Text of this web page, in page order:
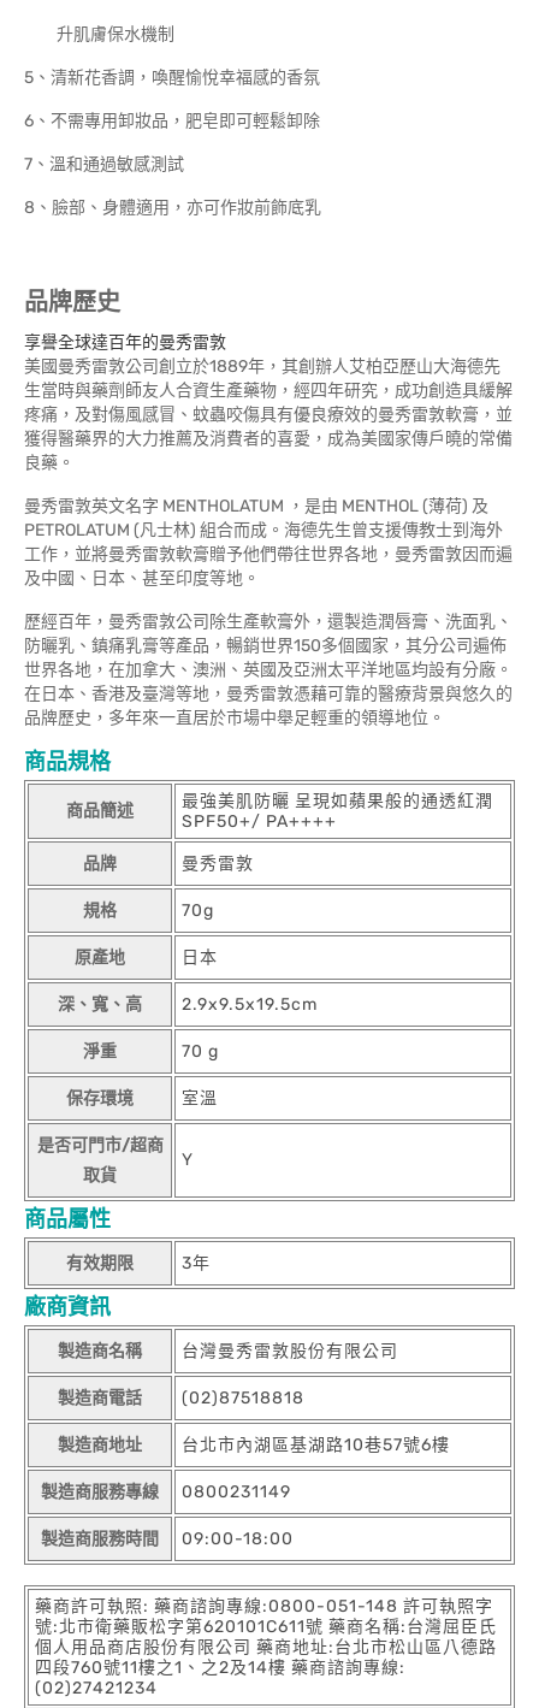
升肌膚保水機制
5、清新花香調，喚醒愉悅幸福感的香氛
6、不需專用卸妝品，肥皂即可輕鬆卸除
7、溫和通過敏感測試
8、臉部、身體適用，亦可作妝前飾底乳
品牌歷史
享譽全球達百年的曼秀雷敦
美國曼秀雷敦公司創立於1889年，其創辦人艾柏亞歷山大海德先
生當時與藥劑師友人合資生產藥物，經四年研究，成功創造具緩解
疼痛，及對傷風感冒、蚊蟲咬傷具有優良療效的曼秀雷敦軟膏，並
獲得醫藥界的大力推薦及消費者的喜愛，成為美國家傳戶曉的常備
良藥。
曼秀雷敦英文名字 MENTHOLATUM ，是由 MENTHOL (薄荷) 及
PETROLATUM (凡士林) 組合而成。海德先生曾支援傳教士到海外
工作，並將曼秀雷敦軟膏贈予他們帶往世界各地，曼秀雷敦因而遍
及中國、日本、甚至印度等地。
歷經百年，曼秀雷敦公司除生產軟膏外，還製造潤唇膏、洗面乳、
防曬乳、鎮痛乳膏等產品，暢銷世界150多個國家，其分公司遍佈
世界各地，在加拿大、澳洲、英國及亞洲太平洋地區均設有分廠。
在日本、香港及臺灣等地，曼秀雷敦憑藉可靠的醫療背景與悠久的
品牌歷史，多年來一直居於市場中舉足輕重的領導地位。
商品規格
商品簡述
最強美肌防曬 呈現如蘋果般的通透紅潤
SPF50+/ PA++++
品牌 曼秀雷敦
規格 70g
原產地 日本
深、寬、高 2.9x9.5x19.5cm
淨重 70 g
保存環境 室溫
是否可門市/超商
取貨
Y
商品屬性
有效期限 3年
廠商資訊
製造商名稱 台灣曼秀雷敦股份有限公司
製造商電話 (02)87518818
製造商地址 台北市內湖區基湖路10巷57號6樓
製造商服務專線 0800231149
製造商服務時間 09:00-18:00
藥商許可執照: 藥商諮詢專線:0800-051-148 許可執照字
號:北市衛藥販松字第620101C611號 藥商名稱:台灣屈臣氏
個人用品商店股份有限公司 藥商地址:台北市松山區八德路
四段760號11樓之1、之2及14樓 藥商諮詢專線:
(02)27421234